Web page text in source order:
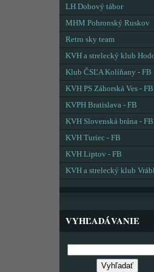
LH Dobový tábor
MHM Pohronský Ruskov
Retro sky team
KVH a strelecký klub
Klub ČSĽA Kolíňany - FB
KVH PS Záhorská Ves - FB
KVPH Bratislava - FB
KVH Slovenská brána - FB
KVH Turiec - FB
KVH Liptov - FB
KVH a strelecký klub
VYHĽADÁVANIE